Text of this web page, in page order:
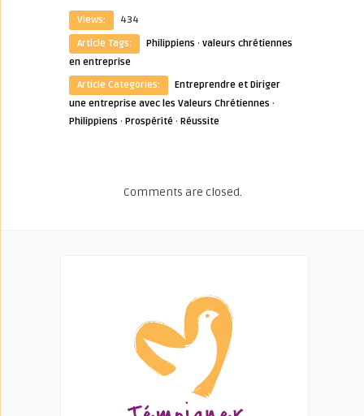
Views:
434
Article Tags:
Philippiens · valeurs chrétiennes
en entreprise
Article Categories:
Entreprendre et Diriger
une entreprise avec les Valeurs Chrétiennes ·
Philippiens · Prospérité · Réussite
Comments are closed.